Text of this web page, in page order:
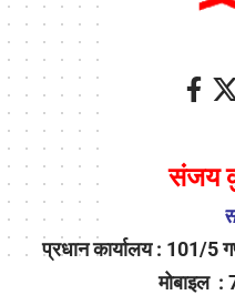
संजय
प्रधान कार्यालय : 101/5
मोबाइल